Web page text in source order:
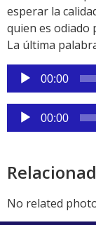
esperar la
quien es odiado
La última
Reproductor
de
audio
00:00
Reproductor
de
00:00
No related